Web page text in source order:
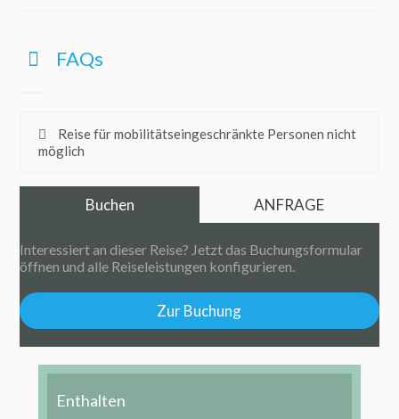
FAQs
Reise für mobilitätseingeschränkte Personen nicht
möglich
Buchen ANFRAGE
Interessiert an dieser Reise? Jetzt das Buchungsformular
öffnen und alle Reiseleistungen konfigurieren.
Zur Buchung
Enthalten